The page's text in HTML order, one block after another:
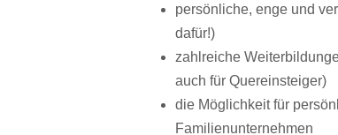
persönliche, enge und
dafür!)
zahlreiche
auch für Quereinsteiger)
die Möglichkeit für
Familienunternehmen